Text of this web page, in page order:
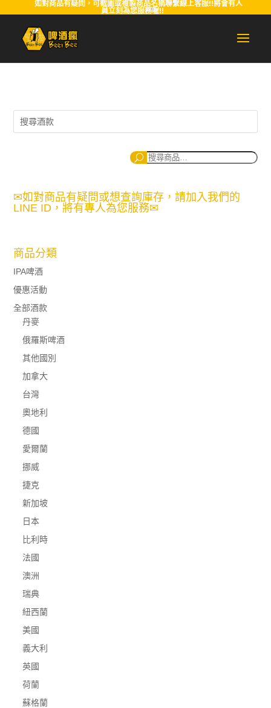
如對商品有疑問，可截圖或複製商品名稱聯繫線上客服!!將會有人
員立刻為您服務喔!!
搜
✉如對商品有疑問或想查詢庫存，請加入我們的
LINE ID，將有專人為您服務✉
商品分類
IPA啤酒
優惠活動
全部酒款
丹麥
俄羅斯啤酒
其他國別
加拿大
台灣
奧地利
德國
愛爾蘭
挪威
捷克
新加坡
日本
比利時
法國
澳洲
瑞典
紐西蘭
美國
義大利
英國
荷蘭
蘇格蘭